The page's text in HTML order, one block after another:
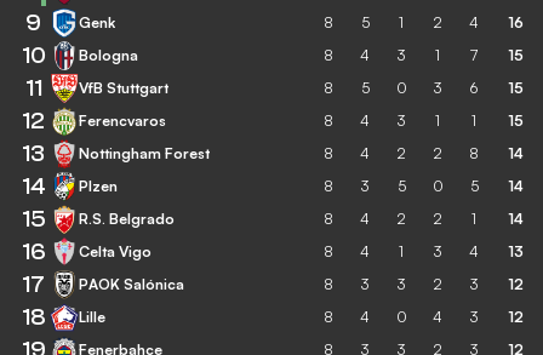
9
Genk 8 5 1 2 4 16
10 Bologna 8 4 3 1 7 15
11 VfB Stuttgart 8 5 0 3 6 15
12 Ferencvaros 8 4 3 1 1 15
13 Nottingham Forest 8 4 2 2 8 14
14 Plzen 8 3 5 0 5 14
15 R.S. Belgrado 8 4 2 2 1 14
16 Celta Vigo 8 4 1 3 4 13
17 PAOK Salónica 8 3 3 2 3 12
18 Lille 8 4 0 4 3 12
Fenerbahce 8 3 3 2 3 12